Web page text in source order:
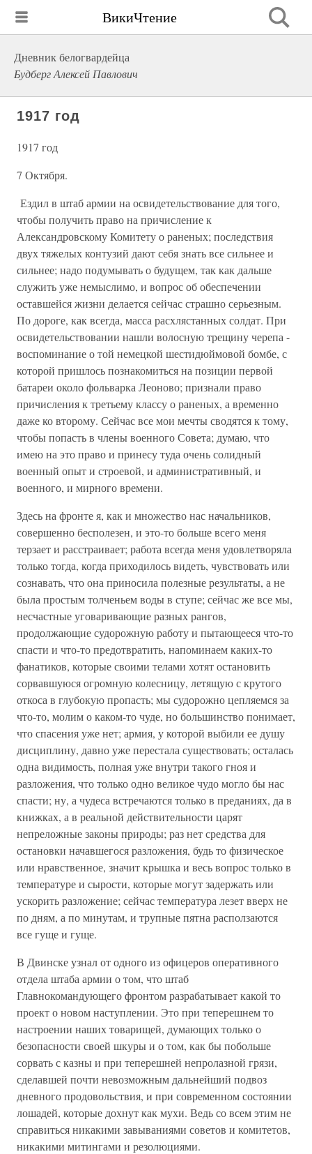
ВикиЧтение
Дневник белогвардейца
Будберг Алексей Павлович
1917 год
1917 год
7 Октября.
Ездил в штаб армии на освидетельствование для того,
чтобы получить право на причисление к
Александровскому Комитету о раненых; последствия
двух тяжелых контузий дают себя знать все сильнее и
сильнее; надо подумывать о будущем, так как дальше
служить уже немыслимо, и вопрос об обеспечении
оставшейся жизни делается сейчас страшно серьезным.
По дороге, как всегда, масса расхлястанных солдат. При
освидетельствовании нашли волосную трещину черепа -
воспоминание о той немецкой шестидюймовой бомбе, с
которой пришлось познакомиться на позиции первой
батареи около фольварка Леоново; признали право
причисления к третьему классу о раненых, а временно
даже ко второму. Сейчас все мои мечты сводятся к тому,
чтобы попасть в члены военного Совета; думаю, что
имею на это право и принесу туда очень солидный
военный опыт и строевой, и административный, и
военного, и мирного времени.
Здесь на фронте я, как и множество нас начальников,
совершенно бесполезен, и это-то больше всего меня
терзает и расстраивает; работа всегда меня удовлетворяла
только тогда, когда приходилось видеть, чувствовать или
сознавать, что она приносила полезные результаты, а не
была простым толченьем воды в ступе; сейчас же все мы,
несчастные уговаривающие разных рангов,
продолжающие судорожную работу и пытающееся что-то
спасти и что-то предотвратить, напоминаем каких-то
фанатиков, которые своими телами хотят остановить
сорвавшуюся огромную колесницу, летящую с крутого
откоса в глубокую пропасть; мы судорожно цепляемся за
что-то, молим о каком-то чуде, но большинство понимает,
что спасения уже нет; армия, у которой выбили ее душу
дисциплину, давно уже перестала существовать; осталась
одна видимость, полная уже внутри такого гноя и
разложения, что только одно великое чудо могло бы нас
спасти; ну, а чудеса встречаются только в преданиях, да в
книжках, а в реальной действительности царят
непреложные законы природы; раз нет средства для
остановки начавшегося разложения, будь то физическое
или нравственное, значит крышка и весь вопрос только в
температуре и сырости, которые могут задержать или
ускорить разложение; сейчас температура лезет вверх не
по дням, а по минутам, и трупные пятна расползаются
все гуще и гуще.
В Двинске узнал от одного из офицеров оперативного
отдела штаба армии о том, что штаб
Главнокомандующего фронтом разрабатывает какой то
проект о новом наступлении. Это при теперешнем то
настроении наших товарищей, думающих только о
безопасности своей шкуры и о том, как бы побольше
сорвать с казны и при теперешней непролазной грязи,
сделавшей почти невозможным дальнейший подвоз
дневного продовольствия, и при современном состоянии
лошадей, которые дохнут как мухи. Ведь со всем этим не
справиться никакими завываниями советов и комитетов,
никакими митингами и резолюциями.